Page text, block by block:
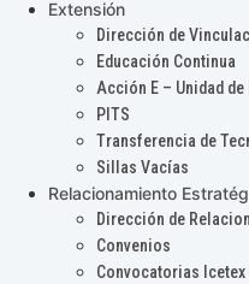
Extensión
Dirección de
Educación Continua
Acción E – Unidad
PITS
Transferencia de
Sillas Vacías
Relacionamiento
Dirección de
Convenios
Convocatorias Icetex